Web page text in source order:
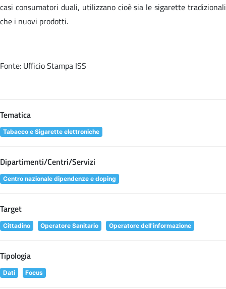
casi consumatori duali, utilizzano cioè sia le sigarette tradizionali
che i nuovi prodotti.
Fonte: Ufficio Stampa ISS
Tematica
Tabacco e Sigarette elettroniche
Dipartimenti/Centri/Servizi
Centro nazionale dipendenze e doping
Target
Cittadino Operatore Sanitario Operatore dell'informazione
Tipologia
Dati Focus